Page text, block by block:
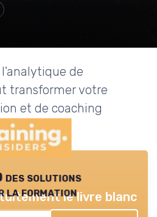
de
transformer votre
et de coaching
des solutions
la formationle livre blanc